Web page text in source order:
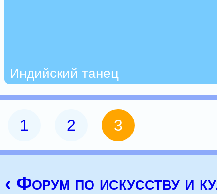
Индийский танец
1 2 3
‹ Форум по искусству и